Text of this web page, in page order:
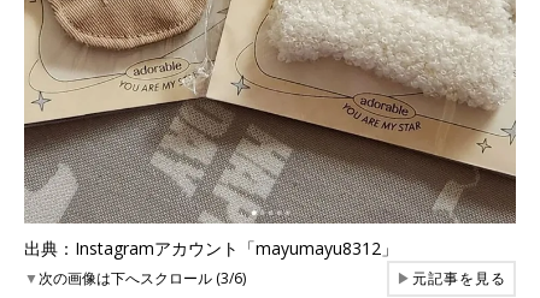
出典：Instagramアカウント「mayumayu8312」
▼次の画像は下へスクロール (3/6) ▶元記事を見る